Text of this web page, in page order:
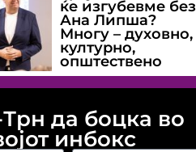
ќе изгубевме без
Ана Липша?
Многу – духовно,
културно,
општествено
да боцка во
инбокс